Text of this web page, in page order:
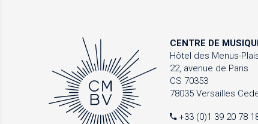
CENTRE DE
Hôtel des Menus-
22, avenue de Paris
CS 70353
78035 Versailles
+33 (0)1 39 20 78